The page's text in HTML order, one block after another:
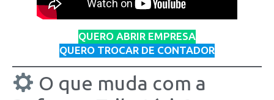
QUERO ABRIR EMPRESA
QUERO TROCAR DE CONTADOR
O que muda com a